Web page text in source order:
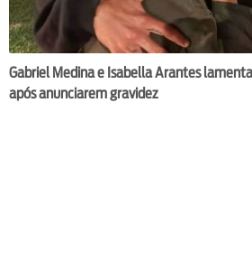
Gabriel Medina e Isabella Arantes
após anunciarem gravidez